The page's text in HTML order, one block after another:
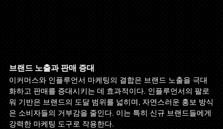
브랜드 노출과 판매 증대
이커머스와 인플루언서 마케팅의 결합은 브랜드 노출을 극대
화하고 판매를 증대시키는 데 효과적이다. 인플루언서의 팔로
워 기반은 브랜드의 도달 범위를 넓히며, 자연스러운 홍보 방식
은 소비자들의 거부감을 줄인다. 이는 특히 신규 브랜드들에게
강력한 마케팅 도구로 작용한다.